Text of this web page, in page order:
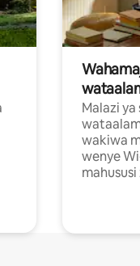
Malazi
wakiwa
wenye